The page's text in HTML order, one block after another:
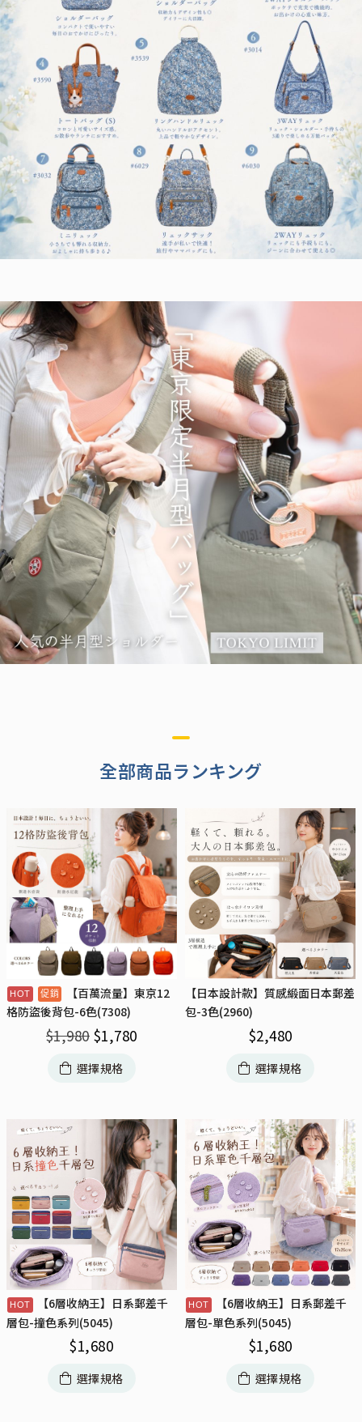
全部商品ランキング
【百萬流量】東京12
格防盜後背包-6色(7308)
$1,980 $1,780
選擇規格
【日本設計款】質感緞面日本郵差
包-3色(2960)
$2,480
選擇規格
【6層收納王】日系郵差千
層包-撞色系列(5045)
$1,680
選擇規格
【6層收納王】日系郵差千
層包-單色系列(5045)
$1,680
選擇規格